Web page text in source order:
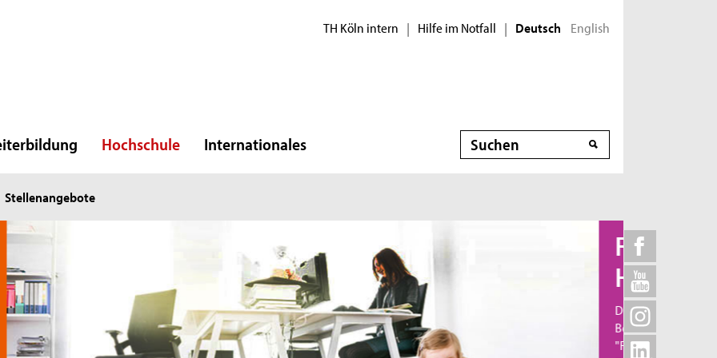
TH Köln intern | Hilfe im Notfall | Deutsch English
Hochschule Internationales Suche
Stellenangebote
Familiengerechte
Hochschule
Die TH Köln fördert die Vereinbarkeit von Familie,
Beruf, Studium und Karriere und wurde 2011 als
"Familiengerechte Hochschule" zertifiziert.